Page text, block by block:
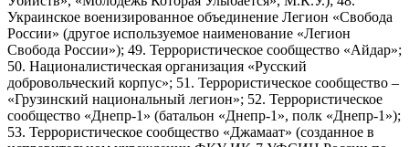
Украинское военизированное объединение Легион «Свобода
России» (другое используемое наименование «Легион
Свобода России»); 49. Террористическое сообщество «Айдар»;
50. Националистическая организация «Русский
добровольческий корпус»; 51. Террористическое сообщество –
«Грузинский национальный легион»; 52. Террористическое
сообщество «Днепр-1» (батальон «Днепр-1», полк «Днепр-1»);
53. Террористическое сообщество «Джамаат» (созданное в